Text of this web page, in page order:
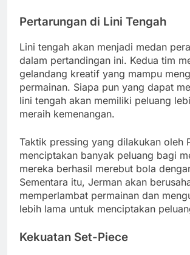
Pertarungan di Lini Tengah
Lini tengah akan menjadi medan
dalam pertandingan ini. Kedua tim
gelandang kreatif yang mampu
permainan. Siapa pun yang dapat
lini tengah akan memiliki peluang
meraih kemenangan.
Taktik pressing yang dilakukan oleh
menciptakan banyak peluang bagi
mereka berhasil merebut bola
Sementara itu, Jerman akan
memperlambat permainan dan
lebih lama untuk menciptakan
Kekuatan Set-Piece